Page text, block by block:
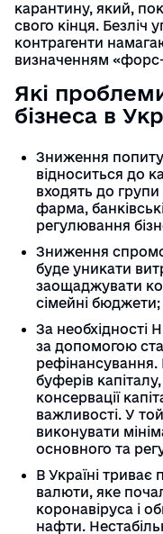
карантину, який,
свого кінця. Безліч
контрагенти
визначенням
Які
бізнеса в
Зниження
відноситься до
входять до
фарма,
регулювання
Зниження
буде уникати
заощаджувати
сімейні бюджети;
За необхідності
за допомогою
рефінансування.
буферів
консервації
важливості. У
виконувати
основного та
В Україні триває
валюти, яке
коронавіруса і
нафти.